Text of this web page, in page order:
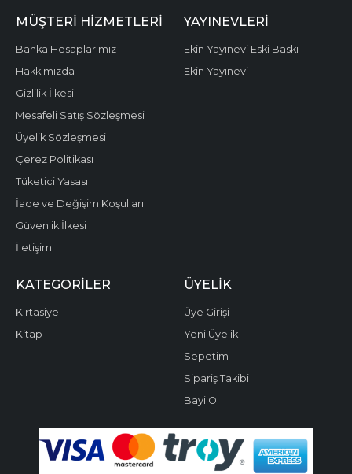
MÜŞTERI HIZMETLERI
Banka Hesaplarımız
Hakkımızda
Gizlilik İlkesi
Mesafeli Satış Sözleşmesi
Üyelik Sözleşmesi
Çerez Politikası
Tüketici Yasası
İade ve Değişim Koşulları
Güvenlik İlkesi
İletişim
YAYINEVLERI
Ekin Yayınevi Eski Baskı
Ekin Yayınevi
KATEGORILER
Kırtasiye
Kitap
ÜYELIK
Üye Girişi
Yeni Üyelik
Sepetim
Sipariş Takibi
Bayi Ol